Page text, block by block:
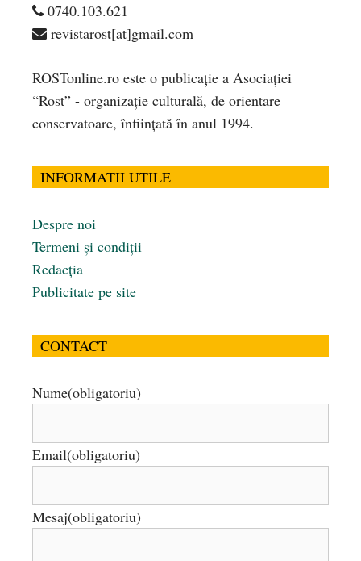
0740.103.621
revistarost[at]gmail.com
ROSTonline.ro este o publicaţie a Asociaţiei
“Rost” - organizaţie culturală, de orientare
conservatoare, înfiinţată în anul 1994.
INFORMATII UTILE
Despre noi
Termeni și condiții
Redacția
Publicitate pe site
CONTACT
Nume(obligatoriu)
Email(obligatoriu)
Mesaj(obligatoriu)